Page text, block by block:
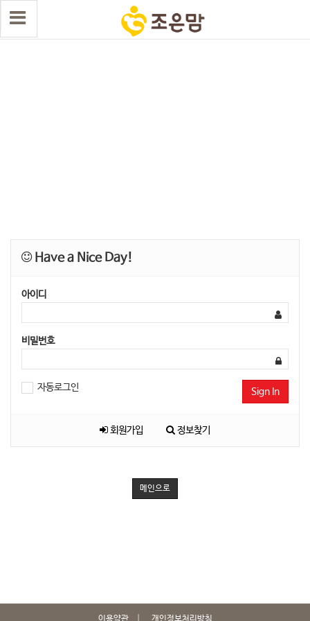
Have a Nice Day!
아이디
비밀번호
자동로그인 Sign In
회원가입 정보찾기
메인으로
이용약관 개인정보처리방침